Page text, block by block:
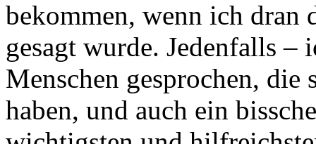
bekommen, wenn ich dran
gesagt wurde. Jedenfalls –
Menschen gesprochen,
haben, und auch ein